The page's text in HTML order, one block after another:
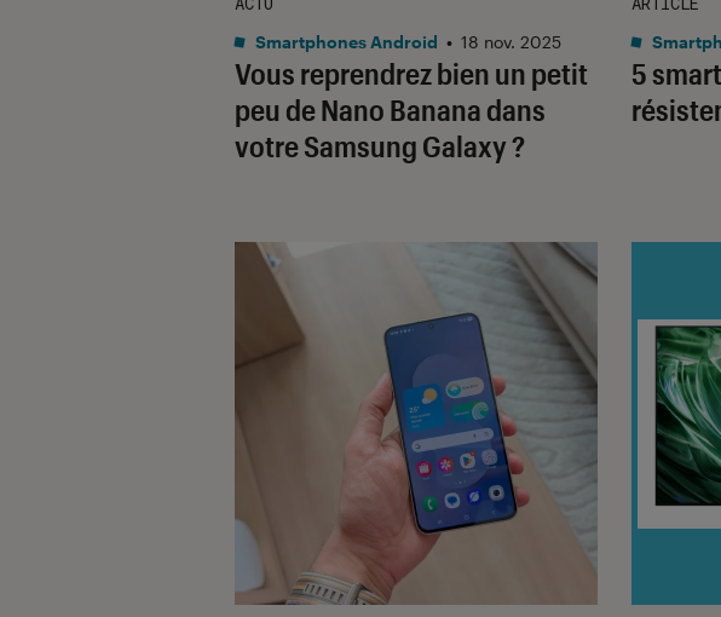
Vous reprendrez bien un petit
peu de Nano Banana dans
votre Samsung Galaxy ?
Smartphones Android • 18 nov. 2025
5